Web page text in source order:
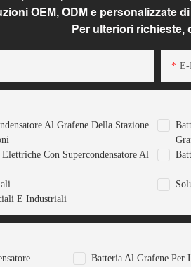
OEM, ODM e personalizzate
Per ulteriori richieste,
Al Grafene Della Stazione
Con Supercondensatore Al
E Industriali
Batteria Al Grafene Per